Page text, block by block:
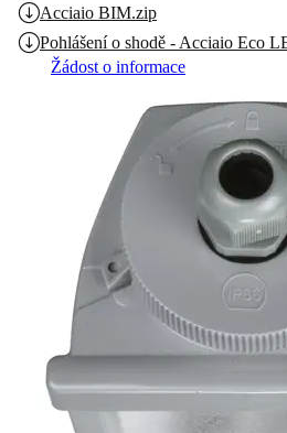
Acciaio BIM.zip
Pohlášení o shodě - Acciaio Eco
Žádost o informace